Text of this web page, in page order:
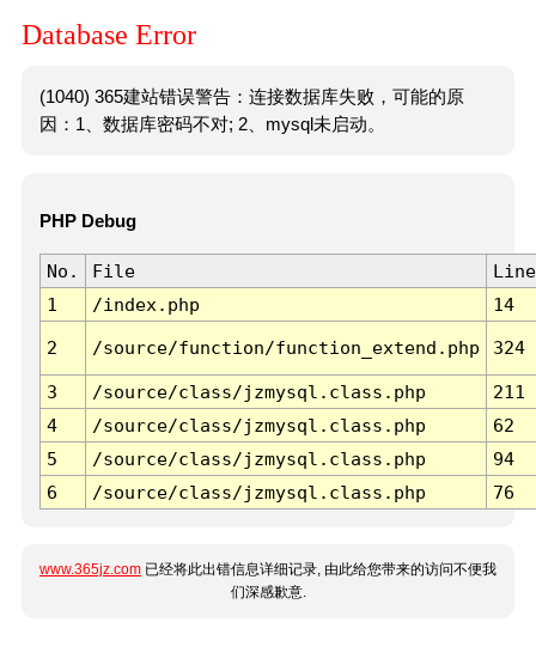
Database Error
(1040) 365建站错误警告：连接数据库失败，可能的原
因：1、数据库密码不对; 2、mysql未启动。
PHP Debug
No. File
Line
1
/index.php 14
2 /source/function/function_extend.php 324
3 /source/class/jzmysql.class.php
211
4
/source/class/jzmysql.class.php
62
5
/source/class/jzmysql.class.php
94
6
/source/class/jzmysql.class.php 76
www.365jz.com 已经将此出错信息详细记录, 由此给您带来的访问不便我
们深感歉意.